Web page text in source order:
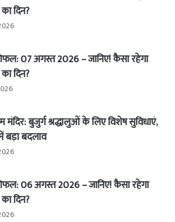
दिन?
07 अगस्त 2026 – जानिए! कैसा रहेगा
दिन?
मंदिर: बुजुर्ग श्रद्धालुओं के लिए विशेष सुविधाएं,
बड़ा बदलाव
06 अगस्त 2026 – जानिए! कैसा रहेगा
दिन?